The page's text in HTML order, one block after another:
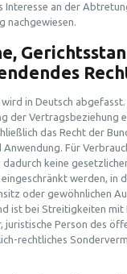
Interesse an der
nachgewiesen.
in Deutsch
der Vertragsbeziehung
das Recht der
Anwendung. Für
dadurch keine
werden, in
oder gewöhnlichen
ist bei Streitigkeiten mit
juristische Person des
rechtliches